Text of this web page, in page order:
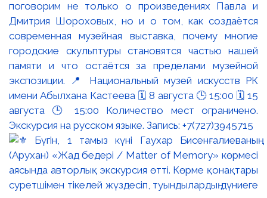
поговорим не только о произведениях Павла и
Дмитрия Шороховых, но и о том, как создаётся
современная музейная выставка, почему многие
городские скульптуры становятся частью нашей
памяти и что остаётся за пределами музейной
экспозиции. 📍 Национальный музей искусств РК
имени Абылхана Кастеева 🗓 8 августа 🕒 15:00 🗓 15
августа 🕒 15:00 Количество мест ограничено.
Экскурсия на русском языке. Запись: +7(727)3945715